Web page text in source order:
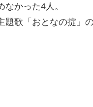
かった4人。
歌「おとなの掟」